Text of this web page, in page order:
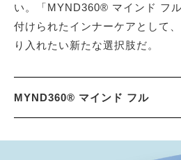
い。「MYND360® マインド フ
付けられたインナーケアとして
り入れたい新たな選択肢だ。
MYND360® マインド フル